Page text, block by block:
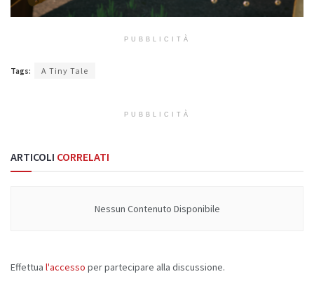
PUBBLICITÀ
Tags: A Tiny Tale
PUBBLICITÀ
ARTICOLI CORRELATI
Nessun Contenuto Disponibile
Effettua l'accesso per partecipare alla discussione.